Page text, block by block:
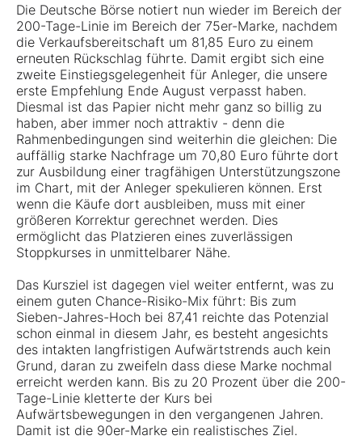
Die Deutsche Börse notiert nun wieder im Bereich der
200-Tage-Linie im Bereich der 75er-Marke, nachdem
die Verkaufsbereitschaft um 81,85 Euro zu einem
erneuten Rückschlag führte. Damit ergibt sich eine
zweite Einstiegsgelegenheit für Anleger, die unsere
erste Empfehlung Ende August verpasst haben.
Diesmal ist das Papier nicht mehr ganz so billig zu
haben, aber immer noch attraktiv - denn die
Rahmenbedingungen sind weiterhin die gleichen: Die
auffällig starke Nachfrage um 70,80 Euro führte dort
zur Ausbildung einer tragfähigen Unterstützungszone
im Chart, mit der Anleger spekulieren können. Erst
wenn die Käufe dort ausbleiben, muss mit einer
größeren Korrektur gerechnet werden. Dies
ermöglicht das Platzieren eines zuverlässigen
Stoppkurses in unmittelbarer Nähe.
Das Kursziel ist dagegen viel weiter entfernt, was zu
einem guten Chance-Risiko-Mix führt: Bis zum
Sieben-Jahres-Hoch bei 87,41 reichte das Potenzial
schon einmal in diesem Jahr, es besteht angesichts
des intakten langfristigen Aufwärtstrends auch kein
Grund, daran zu zweifeln dass diese Marke nochmal
erreicht werden kann. Bis zu 20 Prozent über die 200-
Tage-Linie kletterte der Kurs bei
Aufwärtsbewegungen in den vergangenen Jahren.
Damit ist die 90er-Marke ein realistisches Ziel.